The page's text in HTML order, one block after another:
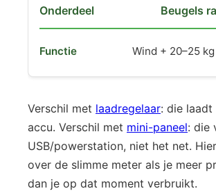
Beugels
Wind + 20–25
Verschil met laadregelaar: die laadt
accu. Verschil met mini-paneel: die
USB/powerstation, niet het net.
over de slimme meter als je meer
dan je op dat moment verbruikt.